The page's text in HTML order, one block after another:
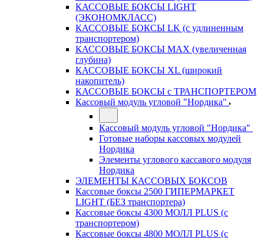
КАССОВЫЕ БОКСЫ LIGHT
(ЭКОНОМКЛАСС)
КАССОВЫЕ БОКСЫ LK (с удлиненным
транспортером)
КАССОВЫЕ БОКСЫ MAX (увеличенная
глубина)
КАССОВЫЕ БОКСЫ XL (широкий
накопитель)
КАССОВЫЕ БОКСЫ с ТРАНСПОРТЕРОМ
Кассовый модуль угловой "Нордика"
Кассовый модуль угловой "Нордика"
Готовые наборы кассовых модулей
Нордика
Элементы углового кассавого модуля
Нордика
ЭЛЕМЕНТЫ КАССОВЫХ БОКСОВ
Кассовые боксы 2500 ГИПЕРМАРКЕТ
LIGHT (БЕЗ транспортера)
Кассовые боксы 4300 МОЛЛ PLUS (с
транспортером)
Кассовые боксы 4800 МОЛЛ PLUS (с